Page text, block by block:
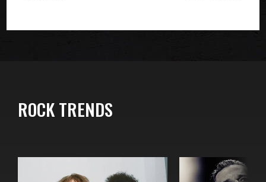
ROCK TRENDS